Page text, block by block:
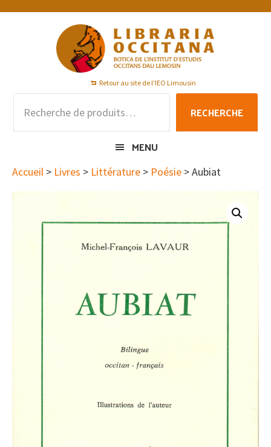
Passer
Passer
Passer
Retour au site de l'IEO Limousin
pour :
RECHERCHE
MENU
Accueil > Livres > Littérature > Poésie > Aubiat